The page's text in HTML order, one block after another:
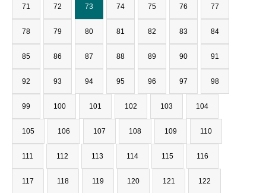
71 72 73 74 75 76 77
78 79 80 81 82 83 84
85 86 87 88 89 90 91
92 93 94 95 96 97 98
99 100 101 102 103 104
105 106 107 108 109 110
111 112 113 114 115 116
117 118 119 120 121 122